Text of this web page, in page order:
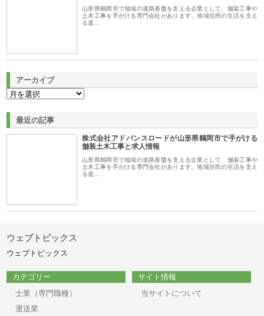
山形県鶴岡市で地域の道路基盤を支える企業として、舗装工事や
土木工事を手がける専門会社があります。地域住民の生活を支え
る道…
アーカイブ
最近の記事
株式会社アドバンスロードが山形県鶴岡市で手がける
舗装土木工事と求人情報
山形県鶴岡市で地域の道路基盤を支える企業として、舗装工事や
土木工事を手がける専門会社があります。地域住民の生活を支え
る道…
ウェブトピックス
ウェブトピックス
カテゴリー
士業（専門職種）
運送業
サイト情報
当サイトについて